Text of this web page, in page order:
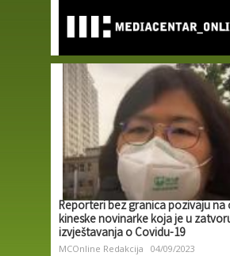
main
content
Reporteri bez granica pozivaju
kineske novinarke koja je u
izvještavanja o Covidu-19
MCOnline Redakcija 04/09/2023